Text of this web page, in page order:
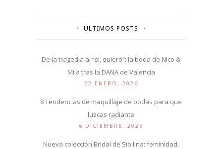
ÚLTIMOS POSTS
De la tragedia al “sí, quiero”: la boda de Nico &
Mila tras la DANA de Valencia
22 ENERO, 2026
8 Tendencias de maquillaje de bodas para que
luzcas radiante
6 DICIEMBRE, 2025
Nueva colección Bridal de Sibilina: feminidad,